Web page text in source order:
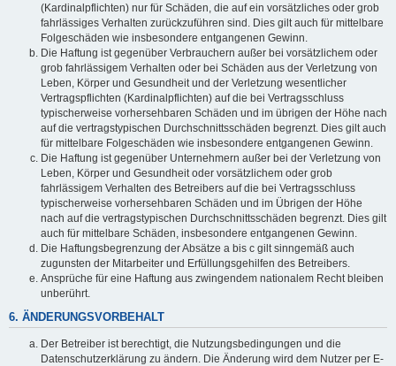
(Kardinalpflichten) nur für Schäden, die auf ein vorsätzliches oder grob
fahrlässiges Verhalten zurückzuführen sind. Dies gilt auch für mittelbare
Folgeschäden wie insbesondere entgangenen Gewinn.
Die Haftung ist gegenüber Verbrauchern außer bei vorsätzlichem oder
grob fahrlässigem Verhalten oder bei Schäden aus der Verletzung von
Leben, Körper und Gesundheit und der Verletzung wesentlicher
Vertragspflichten (Kardinalpflichten) auf die bei Vertragsschluss
typischerweise vorhersehbaren Schäden und im übrigen der Höhe nach
auf die vertragstypischen Durchschnittsschäden begrenzt. Dies gilt auch
für mittelbare Folgeschäden wie insbesondere entgangenen Gewinn.
Die Haftung ist gegenüber Unternehmern außer bei der Verletzung von
Leben, Körper und Gesundheit oder vorsätzlichem oder grob
fahrlässigem Verhalten des Betreibers auf die bei Vertragsschluss
typischerweise vorhersehbaren Schäden und im Übrigen der Höhe
nach auf die vertragstypischen Durchschnittsschäden begrenzt. Dies gilt
auch für mittelbare Schäden, insbesondere entgangenen Gewinn.
Die Haftungsbegrenzung der Absätze a bis c gilt sinngemäß auch
zugunsten der Mitarbeiter und Erfüllungsgehilfen des Betreibers.
Ansprüche für eine Haftung aus zwingendem nationalem Recht bleiben
unberührt.
6. ÄNDERUNGSVORBEHALT
Der Betreiber ist berechtigt, die Nutzungsbedingungen und die
Datenschutzerklärung zu ändern. Die Änderung wird dem Nutzer per E-